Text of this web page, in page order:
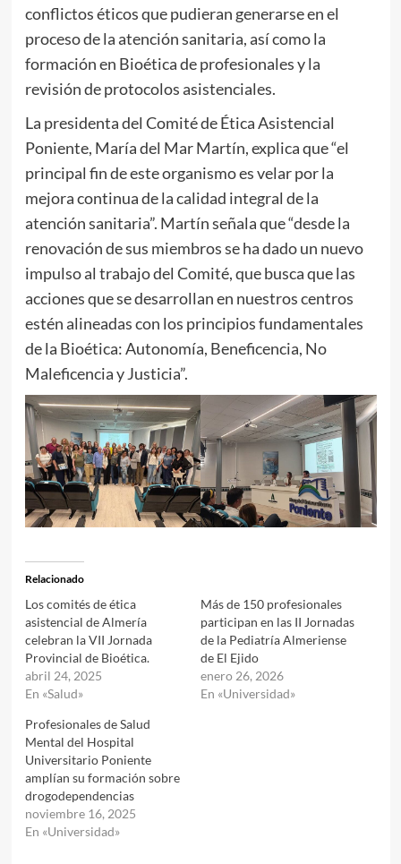
conflictos éticos que pudieran generarse en el
proceso de la atención sanitaria, así como la
formación en Bioética de profesionales y la
revisión de protocolos asistenciales.
La presidenta del Comité de Ética Asistencial
Poniente, María del Mar Martín, explica que “el
principal fin de este organismo es velar por la
mejora continua de la calidad integral de la
atención sanitaria”. Martín señala que “desde la
renovación de sus miembros se ha dado un nuevo
impulso al trabajo del Comité, que busca que las
acciones que se desarrollan en nuestros centros
estén alineadas con los principios fundamentales
de la Bioética: Autonomía, Beneficencia, No
Maleficencia y Justicia”.
Relacionado
Los comités de ética
asistencial de Almería
celebran la VII Jornada
Provincial de Bioética.
abril 24, 2025
En «Salud»
Más de 150 profesionales
participan en las II Jornadas
de la Pediatría Almeriense
de El Ejido
enero 26, 2026
En «Universidad»
Profesionales de Salud
Mental del Hospital
Universitario Poniente
amplían su formación sobre
drogodependencias
noviembre 16, 2025
En «Universidad»